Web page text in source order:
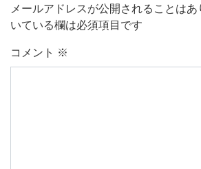
メールアドレスが公開されることはあ
いている欄は必須項目です
コメント ※